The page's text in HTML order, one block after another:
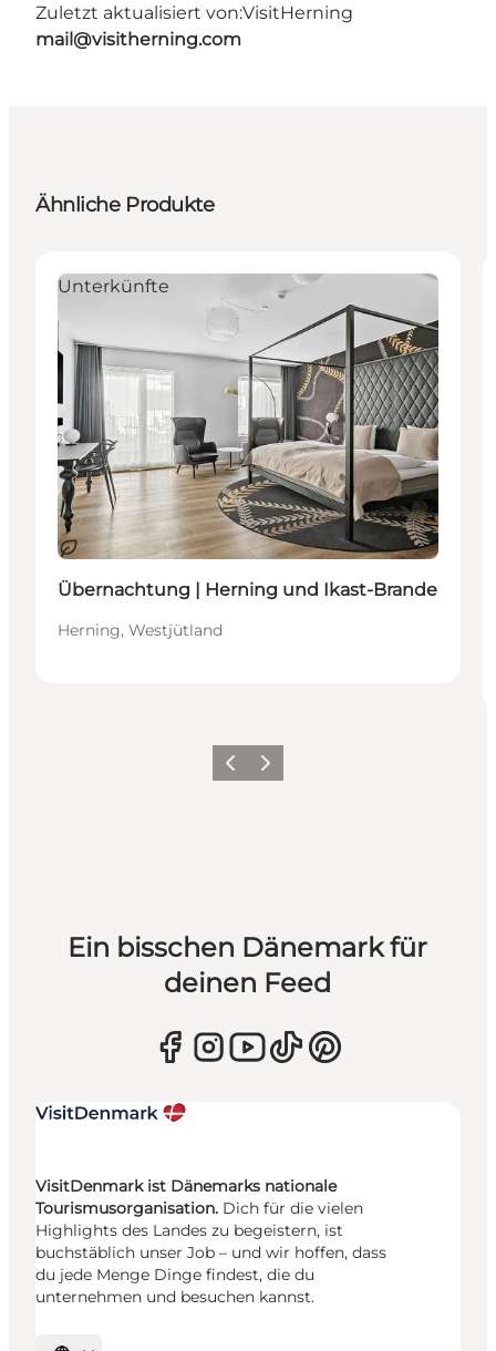
Zuletzt aktualisiert von:VisitHerning
mail@visitherning.com
Ähnliche Produkte
Nachhaltig
Unterkünfte
Übernachtung | Herning und Ikast-Brande
Herning, Westjütland
ZurückWeiter
Ein bisschen Dänemark für
deinen Feed
VisitDenmark ist Dänemarks nationale
Tourismusorganisation. Dich für die vielen
Highlights des Landes zu begeistern, ist
buchstäblich unser Job – und wir hoffen, dass
du jede Menge Dinge findest, die du
unternehmen und besuchen kannst.